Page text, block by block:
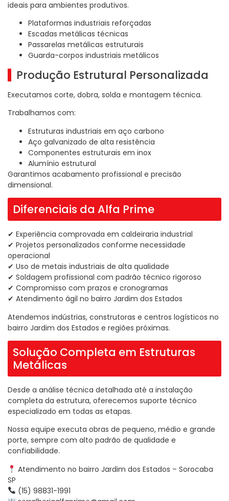
ideais para ambientes produtivos.
Plataformas industriais reforçadas
Escadas metálicas técnicas
Passarelas metálicas estruturais
Guarda-corpos industriais metálicos
Produção Estrutural Personalizada
Executamos corte, dobra, solda e montagem técnica.
Trabalhamos com:
Estruturas industriais em aço carbono
Aço galvanizado de alta resistência
Componentes estruturais em inox
Alumínio estrutural
Garantimos acabamento profissional e precisão
dimensional.
Diferenciais da Alfa Prime
✔ Experiência comprovada em caldeiraria industrial
✔ Projetos personalizados conforme necessidade
operacional
✔ Uso de metais industriais de alta qualidade
✔ Soldagem profissional com padrão técnico rigoroso
✔ Compromisso com prazos e cronogramas
✔ Atendimento ágil no bairro Jardim dos Estados
Atendemos indústrias, construtoras e centros logísticos no
bairro Jardim dos Estados e regiões próximas.
Solução Completa em Estruturas
Metálicas
Desde a análise técnica detalhada até a instalação
completa da estrutura, oferecemos suporte técnico
especializado em todas as etapas.
Nossa equipe executa obras de pequeno, médio e grande
porte, sempre com alto padrão de qualidade e
confiabilidade.
Atendimento no bairro Jardim dos Estados – Sorocaba
SP
(15) 98831-1991